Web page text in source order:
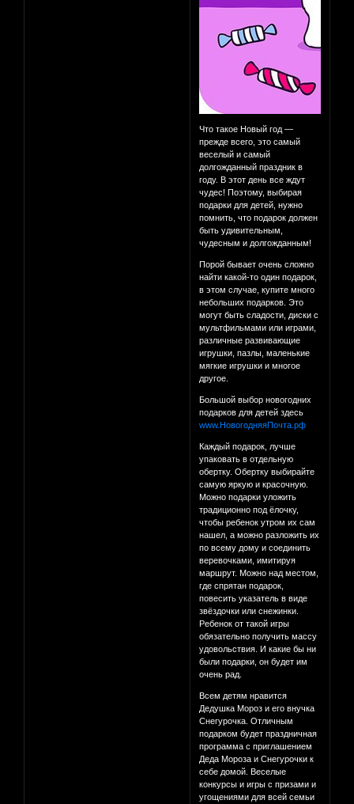
Что такое Новый год —
прежде всего, это самый
веселый и самый
долгожданный праздник в
году. В этот день все ждут
чудес! Поэтому, выбирая
подарки для детей, нужно
помнить, что подарок должен
быть удивительным,
чудесным и долгожданным!
Порой бывает очень сложно
найти какой-то один подарок,
в этом случае, купите много
небольших подарков. Это
могут быть сладости, диски с
мультфильмами или играми,
различные развивающие
игрушки, пазлы, маленькие
мягкие игрушки и многое
другое.
Большой выбор новогодних
подарков для детей здесь
www.НовогодняяПочта.рф
Каждый подарок, лучше
упаковать в отдельную
обертку. Обертку выбирайте
самую яркую и красочную.
Можно подарки уложить
традиционно под ёлочку,
чтобы ребенок утром их сам
нашел, а можно разложить их
по всему дому и соединить
веревочками, имитируя
маршрут. Можно над местом,
где спрятан подарок,
повесить указатель в виде
звёздочки или снежинки.
Ребенок от такой игры
обязательно получить массу
удовольствия. И какие бы ни
были подарки, он будет им
очень рад.
Всем детям нравится
Дедушка Мороз и его внучка
Снегуpoчка. Отличным
подарком будет праздничная
программа с приглашением
Деда Мороза и Снегурочки к
себе домой. Веселые
конкурсы и игры с призами и
угощениями для всей семьи